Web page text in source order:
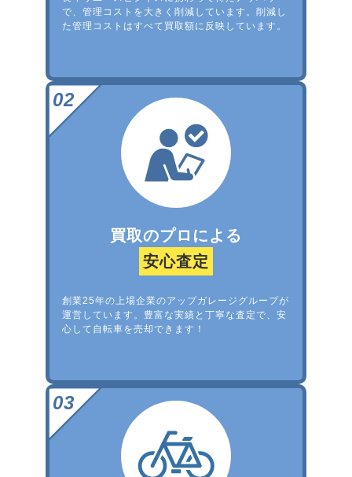
で、管理コストを大きく削減しています。削減し
た管理コストはすべて買取額に反映しています。
買取のプロによる
安心査定
創業25年の上場企業のアップガレージグループが
運営しています。豊富な実績と丁寧な査定で、安
心して自転車を売却できます！